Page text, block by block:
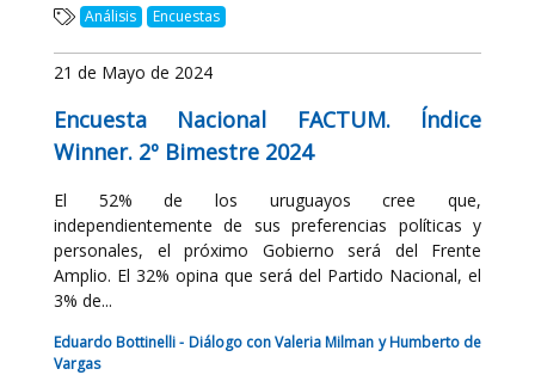
Análisis
Encuestas
21 de Mayo de 2024
Encuesta Nacional FACTUM. Índice
Winner. 2º Bimestre 2024
El 52% de los uruguayos cree que,
independientemente de sus preferencias políticas y
personales, el próximo Gobierno será del Frente
Amplio. El 32% opina que será del Partido Nacional, el
3% de...
Eduardo Bottinelli - Diálogo con Valeria Milman y Humberto de
Vargas